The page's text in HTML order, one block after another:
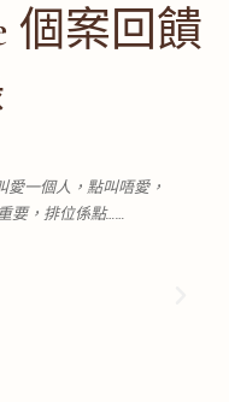
個案回饋
一個人，點叫唔愛，
要，排位係點……